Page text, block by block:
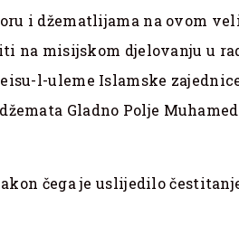
i džematlijama na ovom
na misijskom djelovanju u
l-uleme Islamske
Gladno Polje
čega je uslijedilo